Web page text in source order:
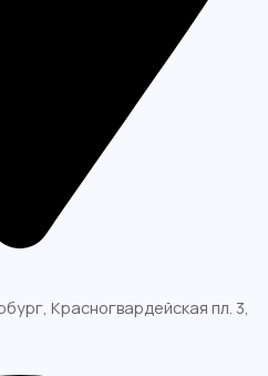
Красногвардейская пл. 3,